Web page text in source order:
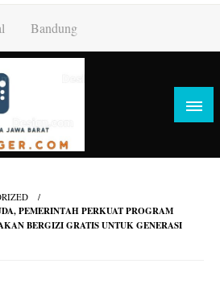
Bandung
PEMERINTAH PERKUAT PROGRAM
BERGIZI GRATIS UNTUK GENERASI